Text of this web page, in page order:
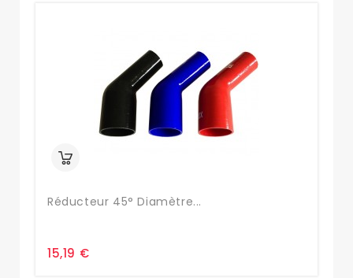
Réducteur 45° Diamètre...
15,19 €